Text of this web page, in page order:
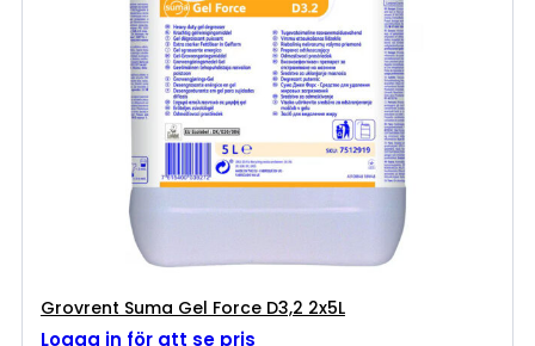
Grovrent Suma Gel Force D3,2 2x5L
Logga in för att se pris